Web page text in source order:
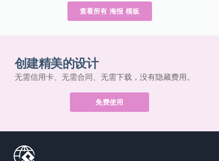
查看所有 海报 模板
创建精美的设计
无需信用卡、无需合同、无需下载，没有隐藏费用。
免费使用